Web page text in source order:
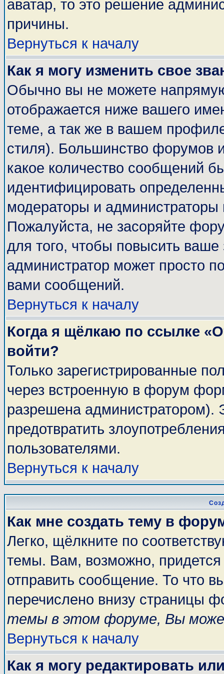
аватар, то это решение
причины.
Вернуться к началу
Как я могу изменить свое
Обычно вы не можете
отображается ниже вашего
теме, а так же в вашем
стиля). Большинство форумов
какое количество сообщений
идентифицировать
модераторы и администраторы
Пожалуйста, не засоряйте
для того, чтобы повысить
администратор может просто
вами сообщений.
Вернуться к началу
Когда я щёлкаю по ссылке
войти?
Только зарегистрированные
через встроенную в форум
разрешена администратором).
предотвратить
пользователями.
Вернуться к началу
Как мне создать тему в
Легко, щёлкните по
темы. Вам, возможно, придется
отправить сообщение. То что
перечислено внизу страницы
темы в этом форуме, Вы
Вернуться к началу
Как я могу редактировать